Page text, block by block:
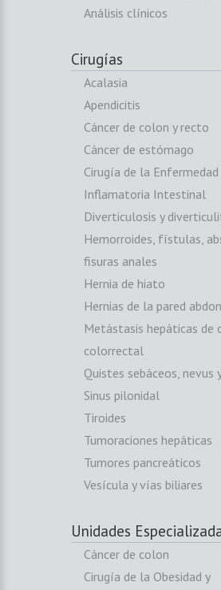
Análisis clínicos
Cirugías
Acalasia
Apendicitis
Cáncer de colon y recto
Cáncer de estómago
Cirugía de la Enfermedad
Inflamatoria Intestinal
Diverticulosis y
Hemorroides, fístulas,
fisuras anales
Hernia de hiato
Hernias de la pared
Metástasis hepáticas de
colorrectal
Quistes sebáceos, nevus
Sinus pilonidal
Tiroides
Tumoraciones hepáticas
Tumores pancreáticos
Vesícula y vías biliares
Unidades
Cáncer de colon
Cirugía de la Obesidad y